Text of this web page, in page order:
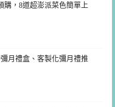
購，8道超澎派菜色簡單上
月禮盒、客製化彌月禮推